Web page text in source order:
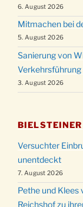
6. August 2026
Mitmachen bei
5. August 2026
Sanierung von
3. August 2026
Versuchter
unentdeckt
7. August 2026
Pethe und Klees
Reichshof zu